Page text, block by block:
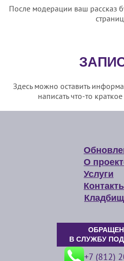
После модерации ваш рассказ
Здесь можно оставить
написать что-то
О
Услуги
В СЛУЖБУ
+7 (812)